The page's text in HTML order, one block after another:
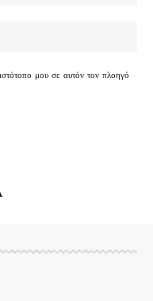
μου σε αυτόν τον πλοηγό